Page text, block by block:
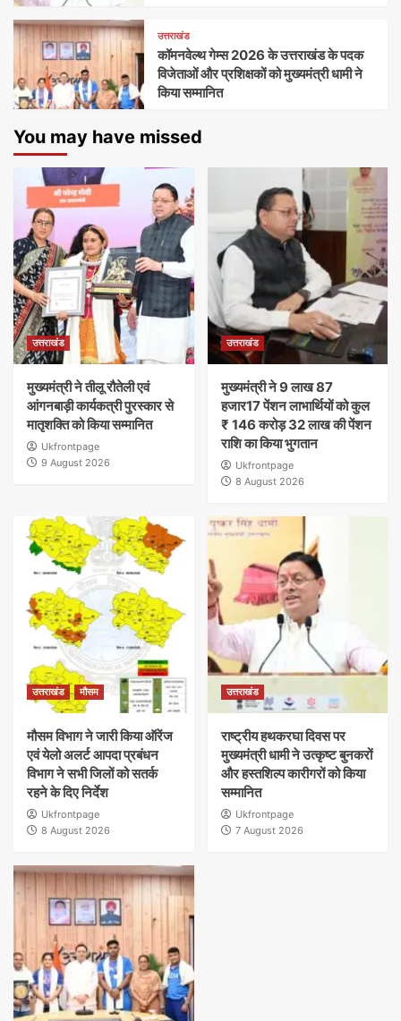
उत्तराखंड
कॉमनवेल्थ गेम्स 2026 के उत्तराखंड के पदक
विजेताओं और प्रशिक्षकों को मुख्यमंत्री धामी ने
किया सम्मानित
You may have missed
उत्तराखंड
मुख्यमंत्री ने तीलू रौतेली एवं
आंगनबाड़ी कार्यकत्री पुरस्कार से
मातृशक्ति को किया सम्मानित
Ukfrontpage
9 August 2026
उत्तराखंड
मुख्यमंत्री ने 9 लाख 87
हजार17 पेंशन लाभार्थियों को कुल
₹ 146 करोड़ 32 लाख की पेंशन
राशि का किया भुगतान
Ukfrontpage
8 August 2026
उत्तराखंड मौसम
मौसम विभाग ने जारी किया ऑरेंज
एवं येलो अलर्ट आपदा प्रबंधन
विभाग ने सभी जिलों को सतर्क
रहने के दिए निर्देश
Ukfrontpage
8 August 2026
उत्तराखंड
राष्ट्रीय हथकरघा दिवस पर
मुख्यमंत्री धामी ने उत्कृष्ट बुनकरों
और हस्तशिल्प कारीगरों को किया
सम्मानित
Ukfrontpage
7 August 2026